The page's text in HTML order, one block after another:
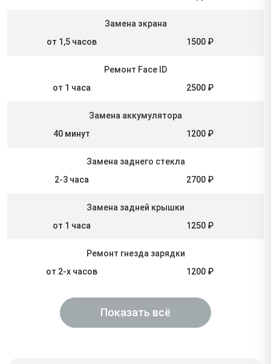
Замена экрана
от 1,5 часов
1500 ₽
Ремонт Face ID
от 1 часа
2500 ₽
Замена аккумулятора
40 минут
1200 ₽
Замена заднего стекла
2-3 часа
2700 ₽
Замена задней крышки
от 1 часа
1250 ₽
Ремонт гнезда зарядки
от 2-х часов
1200 ₽
Показать всё